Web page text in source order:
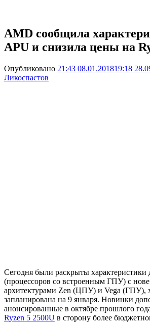
AMD сообщила
APU и снизила цены на
Опубликовано 21:43 08.01.201819:18
Ликоспастов
Сегодня были раскрыты
(процессоров со встроенным ГПУ) с
архитектурами Zen (ЦПУ) и Vega (ГПУ),
запланирована на 9 января. Новинки
анонсированные в октябре прошлого
Ryzen 5 2500U в сторону более